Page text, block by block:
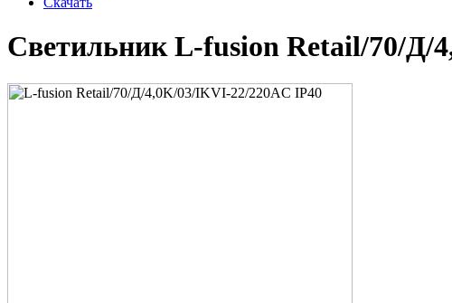
Светильник L-fusion Retail/70/Д/